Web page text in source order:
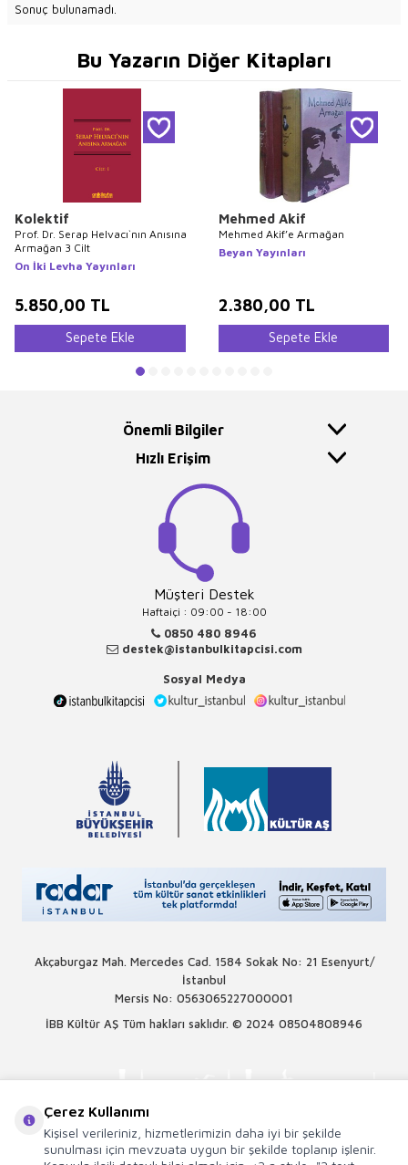
Sonuç bulunamadı.
Bu Yazarın Diğer Kitapları
Kolektif
Prof. Dr. Serap Helvacı`nın Anısına
Armağan 3 Cilt
On İki Levha Yayınları
5.850,00 TL
Sepete Ekle
Mehmed Akif
Mehmed Akif’e Armağan
Beyan Yayınları
2.380,00 TL
Sepete Ekle
Önemli Bilgiler
Hızlı Erişim
Müşteri Destek
Haftaiçi : 09:00 - 18:00
0850 480 8946
destek@istanbulkitapcisi.com
Sosyal Medya
Akçaburgaz Mah. Mercedes Cad. 1584 Sokak No: 21 Esenyurt/
İstanbul
Mersis No: 0563065227000001
İBB Kültür AŞ Tüm hakları saklıdır. © 2024 08504808946
Çerez Kullanımı
Kişisel verileriniz, hizmetlerimizin daha iyi bir şekilde
sunulması için mevzuata uygun bir şekilde toplanıp işlenir.